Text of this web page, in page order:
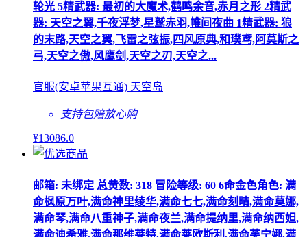
轮光 5精武器: 最初的大魔术,鹤鸣余音,赤月之形 2精武
器: 天空之翼,千夜浮梦,星鹫赤羽,帷间夜曲 1精武器: 狼
的末路,天空之翼,飞雷之弦振,四风原典,和璞鸢,阿莫斯之
弓,天空之傲,风鹰剑,天空之刃,天空之...
官服(安卓苹果互通) 天空岛
支持包赔放心购
¥13086.0
邮箱: 未绑定 总黄数: 318 冒险等级: 60 6命金色角色: 满
命枫原万叶,满命神里绫华,满命七七,满命刻晴,满命莫娜,
满命琴,满命八重神子,满命夜兰,满命提纳里,满命纳西妲,
满命迪希雅,满命那维莱特,满命莱欧斯利,满命芙宁娜,满